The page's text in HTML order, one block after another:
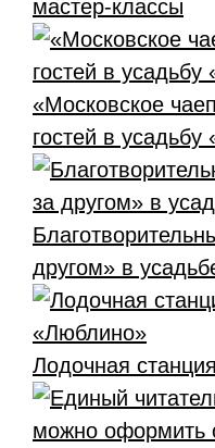
мастер-классы
«Московское
гостей в
другом» в
Лодочная